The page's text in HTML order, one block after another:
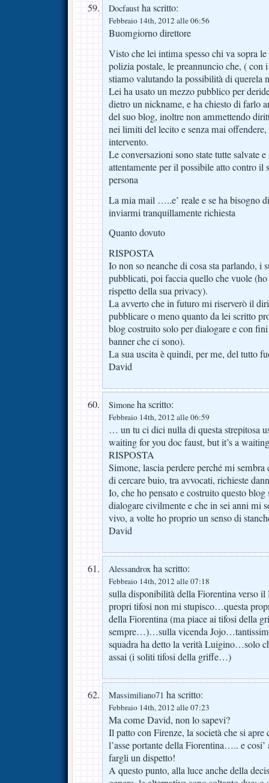
Docfaust ha scritto:
Febbraio 14th, 2012 alle 06:56
Buomgiorno direttore
Visto che lei intima spesso chi va sopra
polizia postale, le preannuncio che, (
stiamo valutando la possibilità di querela
Lei ha usato un mezzo pubblico per
dietro un nickname, e ha chiesto di farlo
del suo blog, inoltre non ammettendo
nei limiti del lecito e senza mai
intervento.
Le conversazioni sono state tutte salvate
attentamente per il possibile atto contro il
persona
La mia mail …..e’ reale e se ha bisogno
inviarmi tranquillamente richiesta
Quanto dovuto
RISPOSTA
Io non so neanche di cosa sta parlando, i
pubblicati, poi faccia quello che vuole
rispetto della sua privacy).
La avverto che in futuro mi riserverò il
pubblicare o meno quanto da lei scritto
blog costruito solo per dialogare e con
banner che ci sono).
La sua uscita è quindi, per me, del tutto
David
Simone ha scritto:
Febbraio 14th, 2012 alle 06:59
… un tu ci dici nulla di questa strepitosa
waiting for you doc faust, but it’s a
RISPOSTA
Simone, lascia perdere perché mi
di cercare buio, tra avvocati, richieste
Io, che ho pensato e costruito questo
dialogare civilmente e che in sei anni mi
vivo, a volte ho proprio un senso di
David
Alessandrox ha scritto:
Febbraio 14th, 2012 alle 07:18
sulla disponibilità della Fiorentina verso
propri tifosi non mi stupisco…questa
della Fiorentina (ma piace ai tifosi della
sempre…)…sulla vicenda
squadra ha detto la verità Luigino…solo
assai (i soliti tifosi della griffe…)
Massimiliano71 ha scritto:
Febbraio 14th, 2012 alle 07:23
Ma come David, non lo sapevi?
Il patto con Firenze, la società che si
l’asse portante della Fiorentina….. e
fargli un dispetto!
A questo punto, alla luce anche della